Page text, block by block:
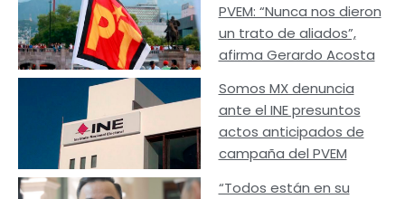
PVEM: “Nunca nos dieron
un trato de aliados”,
afirma Gerardo Acosta
Somos MX denuncia
ante el INE presuntos
actos anticipados de
campaña del PVEM
“Todos están en su